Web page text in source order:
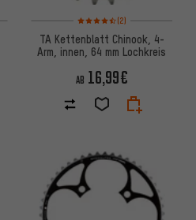
Bewertungen: 4,5 von 5
(2)
TA Kettenblatt Chinook, 4-
Arm, innen, 64 mm Lochkreis
AB 16,99€